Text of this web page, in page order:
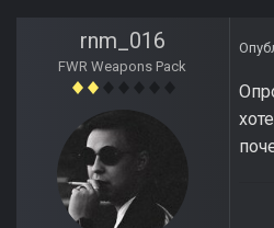
rnm_016
FWR Weapons Pack